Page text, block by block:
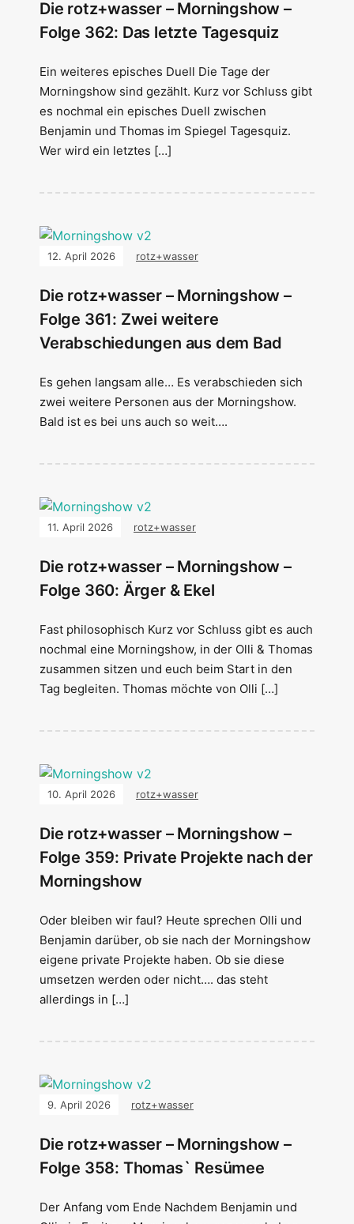
Die rotz+wasser – Morningshow –
Folge 362: Das letzte Tagesquiz
Ein weiteres episches Duell Die Tage der
Morningshow sind gezählt. Kurz vor Schluss gibt
es nochmal ein episches Duell zwischen
Benjamin und Thomas im Spiegel Tagesquiz.
Wer wird ein letztes […]
12. April 2026 rotz+wasser
Die rotz+wasser – Morningshow –
Folge 361: Zwei weitere
Verabschiedungen aus dem Bad
Es gehen langsam alle… Es verabschieden sich
zwei weitere Personen aus der Morningshow.
Bald ist es bei uns auch so weit….
11. April 2026 rotz+wasser
Die rotz+wasser – Morningshow –
Folge 360: Ärger & Ekel
Fast philosophisch Kurz vor Schluss gibt es auch
nochmal eine Morningshow, in der Olli & Thomas
zusammen sitzen und euch beim Start in den
Tag begleiten. Thomas möchte von Olli […]
10. April 2026 rotz+wasser
Die rotz+wasser – Morningshow –
Folge 359: Private Projekte nach der
Morningshow
Oder bleiben wir faul? Heute sprechen Olli und
Benjamin darüber, ob sie nach der Morningshow
eigene private Projekte haben. Ob sie diese
umsetzen werden oder nicht…. das steht
allerdings in […]
9. April 2026 rotz+wasser
Die rotz+wasser – Morningshow –
Folge 358: Thomas` Resümee
Der Anfang vom Ende Nachdem Benjamin und